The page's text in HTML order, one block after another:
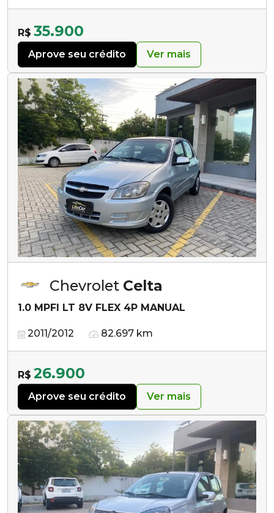
R$ 35.900
Aprove seu crédito Ver mais
Chevrolet Celta
1.0 MPFI LT 8V FLEX 4P MANUAL
2011/2012 82.697 km
R$ 26.900
Aprove seu crédito Ver mais